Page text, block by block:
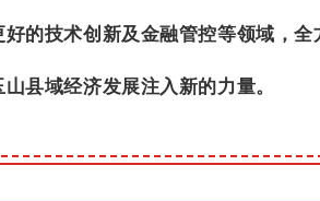
的技术创新及金融管控等领域，
县域经济发展注入新的力量。